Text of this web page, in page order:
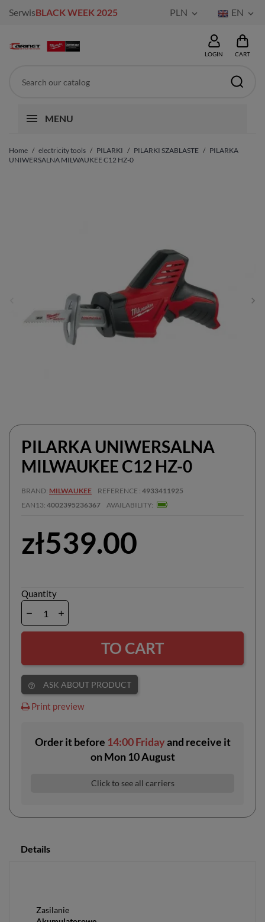
SerwisBLACK WEEK 2025 PLN  EN 
LOGIN CART
MENU
Home electricity tools PILARKI PILARKI SZABLASTE
PILARKA
UNIWERSALNA MILWAUKEE C12 HZ-0
PILARKA UNIWERSALNA
MILWAUKEE C12 HZ-0
BRAND MILWAUKEE REFERENCE 4933411925
EAN13 4002395236367 AVAILABILITY
zł539.00
Quantity
TO CART
help_outline ASK ABOUT PRODUCT
Print preview
Order it before 14:00 Fridayand receive it
onMon 10 August
Click to see all carriers
Details
Zasilanie